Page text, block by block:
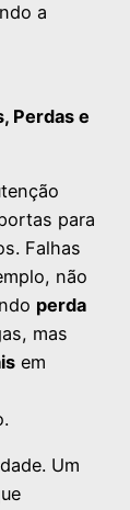
a
Perdas e
para
Falhas
não
perda
mas
em
Um